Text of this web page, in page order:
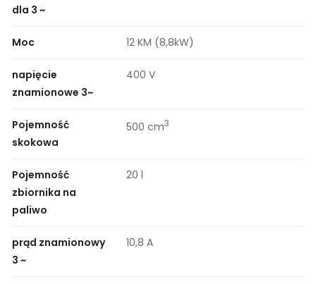
dla 3 ~
Moc 12 KM (8,8kW)
napięcie
znamionowe 3~
400 V
Pojemność
skokowa
500 cm3
Pojemność
zbiornika na
paliwo
20 l
prąd znamionowy
3 ~
10,8 A